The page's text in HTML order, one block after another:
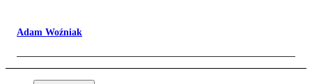
Adam Woźniak